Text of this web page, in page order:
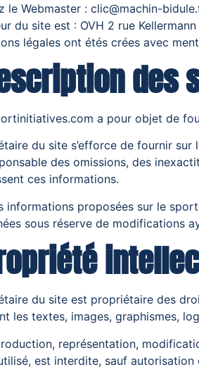
le Webmaster : clic@machin-
du site est : OVH 2 rue
légales ont étés crées avec
des
a pour objet de
du site s’efforce de fournir
des omissions, des
ces informations.
informations proposées sur le
sous réserve de modifications
du site est propriétaire des
les textes, images, graphismes,
représentation,
est interdite, sauf